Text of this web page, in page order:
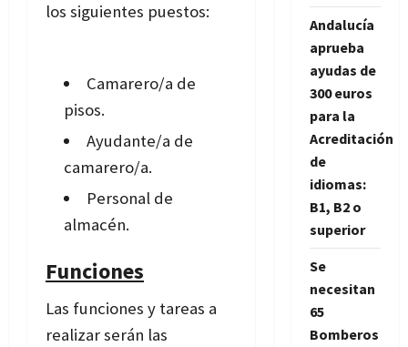
los siguientes puestos:
Camarero/a de
pisos.
Ayudante/a de
camarero/a.
Personal de
almacén.
Funciones
Las funciones y tareas a
realizar serán las
Andalucía
aprueba
ayudas de
300 euros
para la
Acreditación
de
idiomas:
B1, B2 o
superior
Se
necesitan
65
Bomberos